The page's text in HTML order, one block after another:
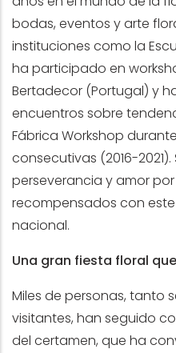
bodas, eventos y arte
instituciones como la
ha participado en
Bertadecor (Portugal) y
encuentros sobre
Fábrica Workshop
consecutivas (2016-
perseverancia y amor
recompensados con
nacional.
Una gran fiesta floral
Miles de personas, tanto
visitantes, han seguido
del certamen, que ha